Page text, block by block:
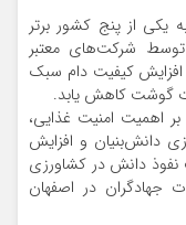
یکی از پنج کشور برتر
شرکت‌های معتبر
افزایش کیفیت دام سبک
گوشت کاهش یابد.
اهمیت امنیت غذایی،
دانش‌بنیان و افزایش
دانش در کشاورزی
جهادگران در اصفهان